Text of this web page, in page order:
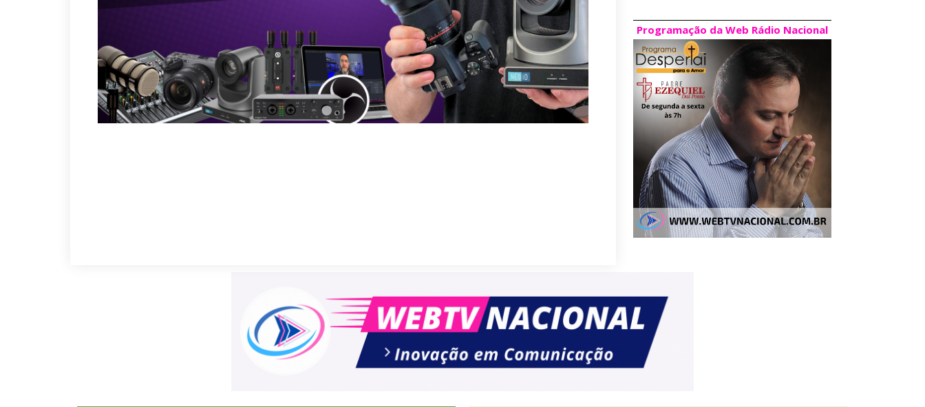
Programação da Web Rádio Nacional